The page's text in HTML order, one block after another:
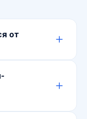
от
кейсы, а
и структуру
и soft skills.